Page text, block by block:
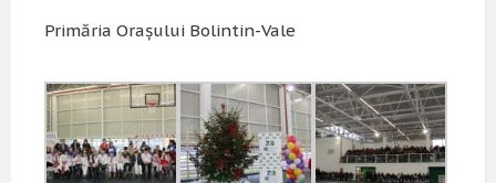
Primăria Orașului Bolintin-Vale